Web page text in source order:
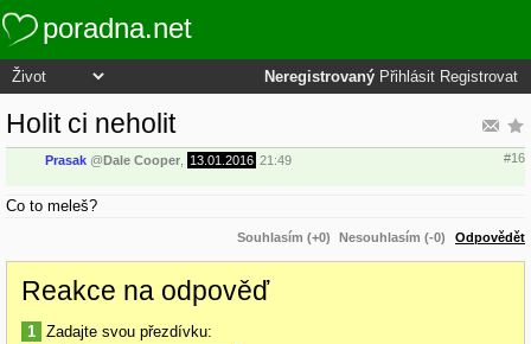
poradna.net
Neregistrovaný Přihlásit Registrovat
Holit ci neholit
Prasak @Dale Cooper 13.01.2016 21:49 #16
Co to meleš?
Souhlasím (+0) Nesouhlasím (-0) Odpovědět
Reakce na odpověď
1 Zadajte svou přezdívku: